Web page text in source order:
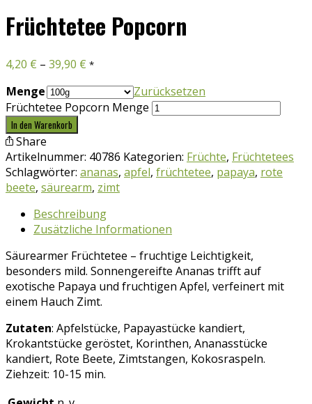
Früchtetee Popcorn
4,20 € – 39,90 € *
Menge
Zurücksetzen
Früchtetee Popcorn Menge
In den Warenkorb
Share
Artikelnummer: 40786 Kategorien: Früchte, Früchtetees
Schlagwörter: ananas, apfel, früchtetee, papaya, rote
beete, säurearm, zimt
Beschreibung
Zusätzliche Informationen
Säurearmer Früchtetee – fruchtige Leichtigkeit,
besonders mild. Sonnengereifte Ananas trifft auf
exotische Papaya und fruchtigen Apfel, verfeinert mit
einem Hauch Zimt.
Zutaten: Apfelstücke, Papayastücke kandiert,
Krokantstücke geröstet, Korinthen, Ananasstücke
kandiert, Rote Beete, Zimtstangen, Kokosraspeln.
Ziehzeit: 10-15 min.